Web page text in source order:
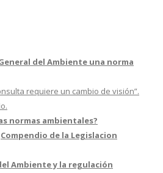
General del Ambiente una norma
requiere un cambio de visión”.
normas ambientales?
Compendio de la Legislacion
Ambiente y la regulación